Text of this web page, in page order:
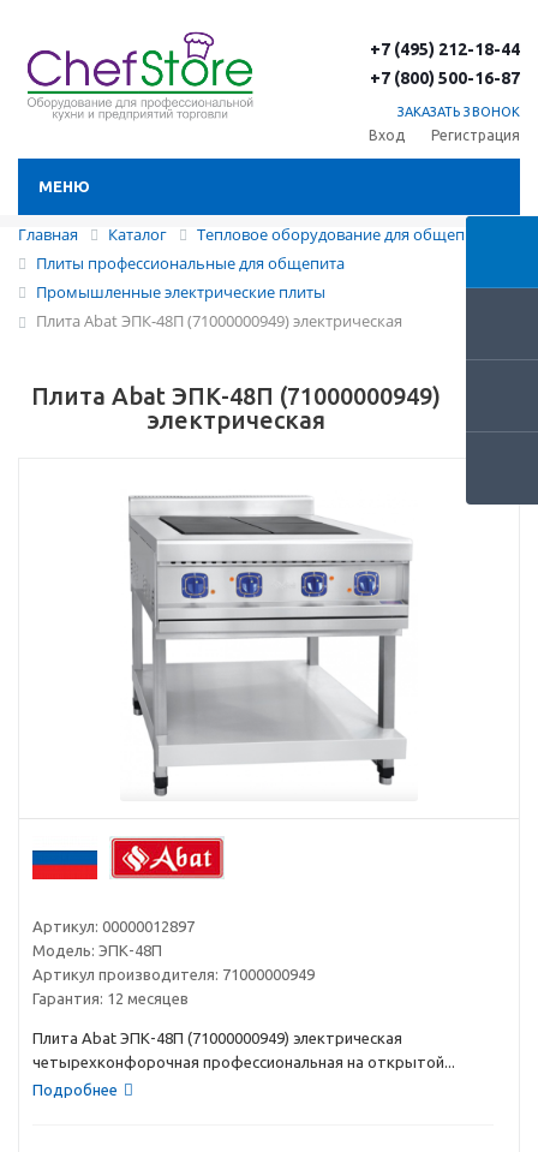
+7 (495) 212-18-44
+7 (800) 500-16-87
ЗАКАЗАТЬ ЗВОНОК
Вход Регистрация
МЕНЮ
Главная Каталог
Тепловое оборудование для общепита
Плиты профессиональные для общепита
Промышленные электрические плиты
Плита Abat ЭПК-48П (71000000949) электрическая
Плита Abat ЭПК-48П (71000000949)
электрическая
Артикул: 00000012897
Модель: ЭПК-48П
Артикул производителя: 71000000949
Гарантия: 12 месяцев
Плита Abat ЭПК-48П (71000000949) электрическая
четырехконфорочная профессиональная на открытой...
Подробнее